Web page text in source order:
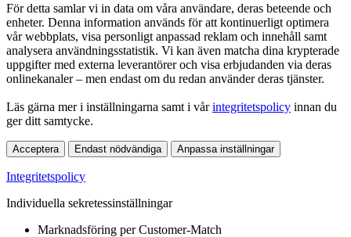
För detta samlar vi in data om våra användare, deras beteende och
enheter. Denna information används för att kontinuerligt optimera
vår webbplats, visa personligt anpassad reklam och innehåll samt
analysera användningsstatistik. Vi kan även matcha dina krypterade
uppgifter med externa leverantörer och visa erbjudanden via deras
onlinekanaler – men endast om du redan använder deras tjänster.
Läs gärna mer i inställningarna samt i vårintegritetspolicy innan du
ger ditt samtycke.
Acceptera Endast nödvändiga Anpassa inställningar
Integritetspolicy
Individuella sekretessinställningar
Marknadsföring per Customer-Match